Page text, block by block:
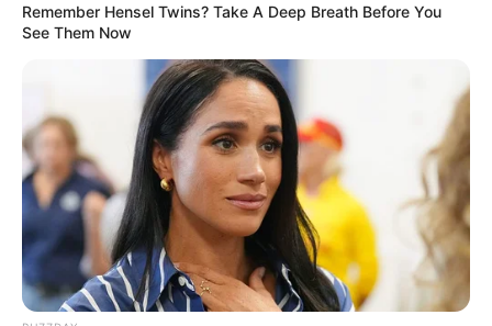
Remember Hensel Twins? Take A Deep Breath Before You
See Them Now